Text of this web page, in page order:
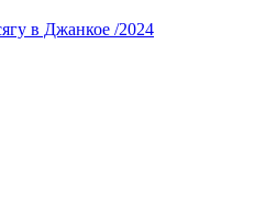
в Джанкое /2024